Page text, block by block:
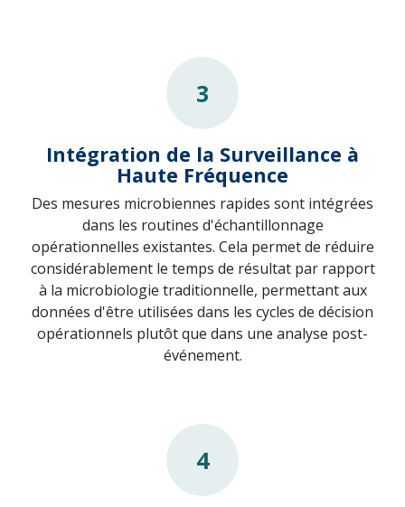
3
Intégration de la Surveillance à
Haute Fréquence
Des mesures microbiennes rapides sont intégrées
dans les routines d'échantillonnage
opérationnelles existantes. Cela permet de réduire
considérablement le temps de résultat par rapport
à la microbiologie traditionnelle, permettant aux
données d'être utilisées dans les cycles de décision
opérationnels plutôt que dans une analyse post-
événement.
4